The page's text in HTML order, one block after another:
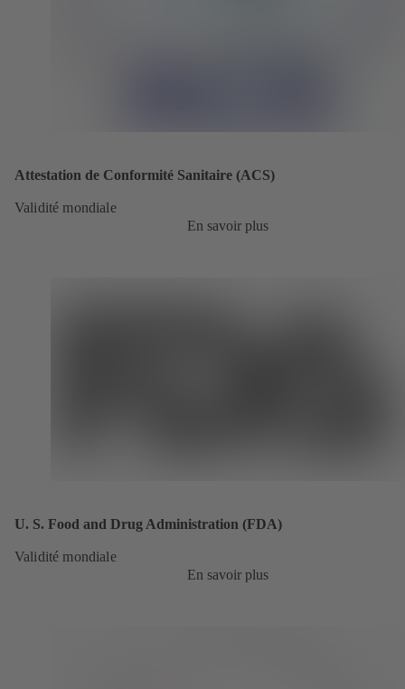
Attestation de Conformité Sanitaire (ACS)
Validité mondiale
En savoir plus
U. S. Food and Drug Administration (FDA)
Validité mondiale
En savoir plus